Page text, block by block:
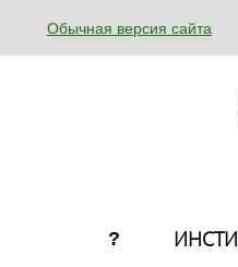
Обычная версия сайта
?